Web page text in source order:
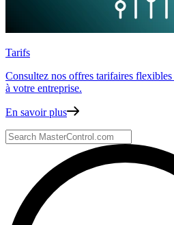
Tarifs
Consultez nos offres tarifaires flexibles
à votre entreprise.
En savoir plus